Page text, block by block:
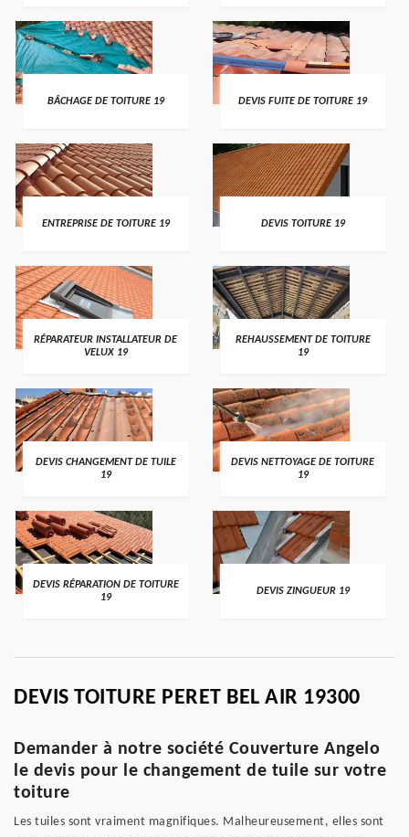
BÂCHAGE DE TOITURE 19 DEVIS FUITE DE TOITURE 19
ENTREPRISE DE TOITURE 19 DEVIS TOITURE 19
RÉPARATEUR INSTALLATEUR DE
VELUX 19
REHAUSSEMENT DE TOITURE
19
DEVIS CHANGEMENT DE TUILE
19
DEVIS NETTOYAGE DE TOITURE
19
DEVIS RÉPARATION DE TOITURE
19
DEVIS ZINGUEUR 19
DEVIS TOITURE PERET BEL AIR 19300
Demander à notre société Couverture Angelo
le devis pour le changement de tuile sur votre
toiture
Les tuiles sont vraiment magnifiques. Malheureusement, elles sont